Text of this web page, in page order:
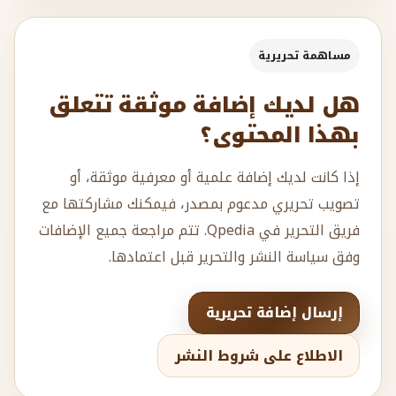
مساهمة تحريرية
هل لديك إضافة موثقة تتعلق
بهذا المحتوى؟
إذا كانت لديك إضافة علمية أو معرفية موثقة، أو
تصويب تحريري مدعوم بمصدر، فيمكنك مشاركتها مع
فريق التحرير في Qpedia. تتم مراجعة جميع الإضافات
وفق سياسة النشر والتحرير قبل اعتمادها.
إرسال إضافة تحريرية
الاطلاع على شروط النشر